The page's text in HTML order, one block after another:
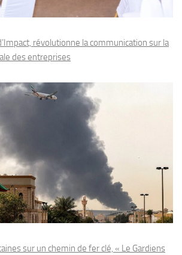
révolutionne la communication sur la
des entreprises
sur un chemin de fer clé, « Le Gardiens